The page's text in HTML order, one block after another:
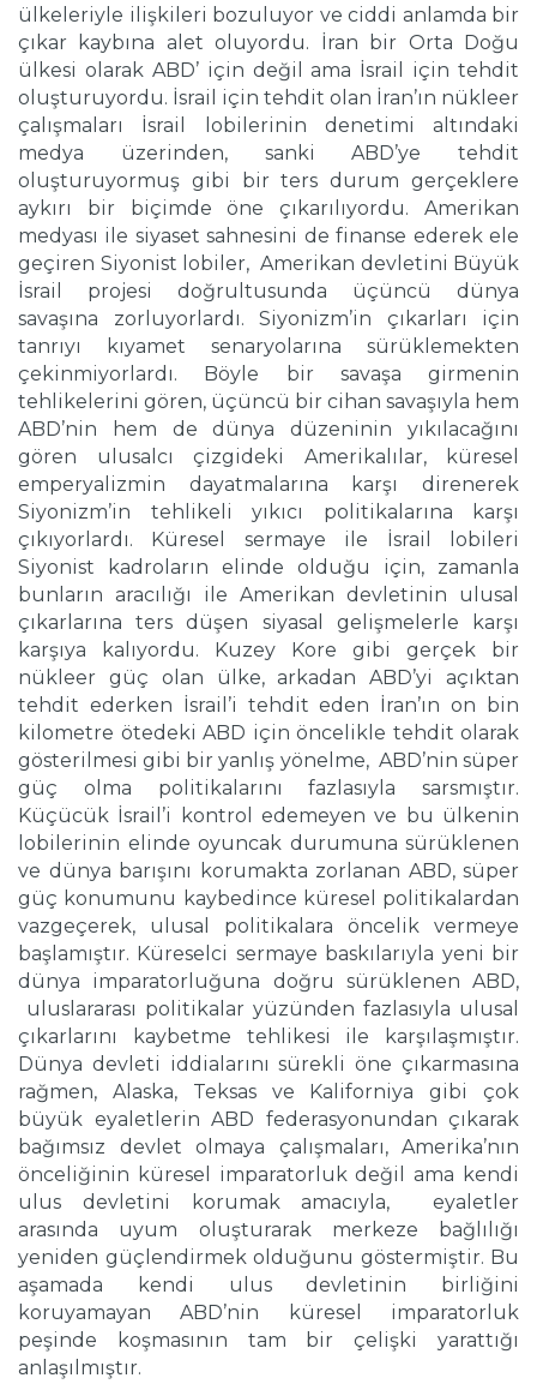
ülkeleriyle ilişkileri bozuluyor ve ciddi anlamda bir
çıkar kaybına alet oluyordu. İran bir Orta Doğu
ülkesi olarak ABD’ için değil ama İsrail için tehdit
oluşturuyordu. İsrail için tehdit olan İran’ın nükleer
çalışmaları İsrail lobilerinin denetimi altındaki
medya üzerinden, sanki ABD’ye tehdit
oluşturuyormuş gibi bir ters durum gerçeklere
aykırı bir biçimde öne çıkarılıyordu. Amerikan
medyası ile siyaset sahnesini de finanse ederek ele
geçiren Siyonist lobiler, Amerikan devletini Büyük
İsrail projesi doğrultusunda üçüncü dünya
savaşına zorluyorlardı. Siyonizm’in çıkarları için
tanrıyı kıyamet senaryolarına sürüklemekten
çekinmiyorlardı. Böyle bir savaşa girmenin
tehlikelerini gören, üçüncü bir cihan savaşıyla hem
ABD’nin hem de dünya düzeninin yıkılacağını
gören ulusalcı çizgideki Amerikalılar, küresel
emperyalizmin dayatmalarına karşı direnerek
Siyonizm’in tehlikeli yıkıcı politikalarına karşı
çıkıyorlardı. Küresel sermaye ile İsrail lobileri
Siyonist kadroların elinde olduğu için, zamanla
bunların aracılığı ile Amerikan devletinin ulusal
çıkarlarına ters düşen siyasal gelişmelerle karşı
karşıya kalıyordu. Kuzey Kore gibi gerçek bir
nükleer güç olan ülke, arkadan ABD’yi açıktan
tehdit ederken İsrail’i tehdit eden İran’ın on bin
kilometre ötedeki ABD için öncelikle tehdit olarak
gösterilmesi gibi bir yanlış yönelme, ABD’nin süper
güç olma politikalarını fazlasıyla sarsmıştır.
Küçücük İsrail’i kontrol edemeyen ve bu ülkenin
lobilerinin elinde oyuncak durumuna sürüklenen
ve dünya barışını korumakta zorlanan ABD, süper
güç konumunu kaybedince küresel politikalardan
vazgeçerek, ulusal politikalara öncelik vermeye
başlamıştır. Küreselci sermaye baskılarıyla yeni bir
dünya imparatorluğuna doğru sürüklenen ABD,
uluslararası politikalar yüzünden fazlasıyla ulusal
çıkarlarını kaybetme tehlikesi ile karşılaşmıştır.
Dünya devleti iddialarını sürekli öne çıkarmasına
rağmen, Alaska, Teksas ve Kaliforniya gibi çok
büyük eyaletlerin ABD federasyonundan çıkarak
bağımsız devlet olmaya çalışmaları, Amerika’nın
önceliğinin küresel imparatorluk değil ama kendi
ulus devletini korumak amacıyla, eyaletler
arasında uyum oluşturarak merkeze bağlılığı
yeniden güçlendirmek olduğunu göstermiştir. Bu
aşamada kendi ulus devletinin birliğini
koruyamayan ABD’nin küresel imparatorluk
peşinde koşmasının tam bir çelişki yarattığı
anlaşılmıştır.